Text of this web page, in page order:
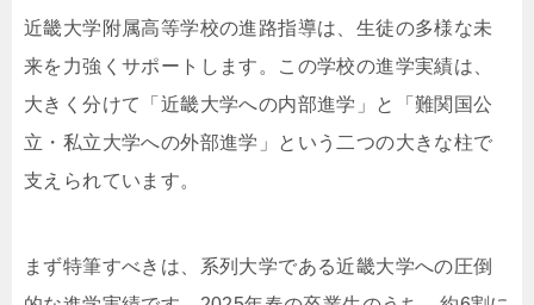
近畿大学附属高等学校の進路指導は、生徒の多様な未
来を力強くサポートします。この学校の進学実績は、
大きく分けて「近畿大学への内部進学」と「難関国公
立・私立大学への外部進学」という二つの大きな柱で
支えられています。
まず特筆すべきは、系列大学である近畿大学への圧倒